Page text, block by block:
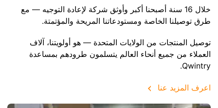
خلال 16 سنة أصبحنا أكبر وأوثق شركة لإعادة التوجيه — مع
طرق توصيلنا الخاصة ومستودعاتنا المريحة والمؤتمتة.
توصيل المنتجات من الولايات المتحدة — هو أولويتنا، آلاف
العملاء من جميع أنحاء العالم يتسلمون طرودهم بمساعدة
Qwintry.
اعرف المزيد عنا